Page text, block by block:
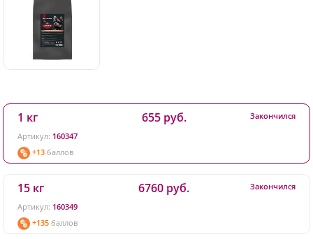
1 кг
Артикул: 160347
+13 баллов
655 руб. Закончился
15 кг
Артикул: 160349
+135 баллов
6760 руб. Закончился